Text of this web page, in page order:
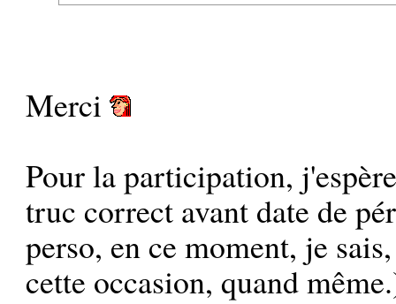
Merci
Pour la participation,
truc correct avant date de
perso, en ce moment, je
cette occasion, quand